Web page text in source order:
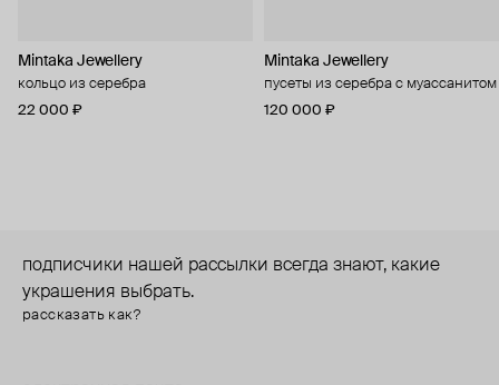
Mintaka Jewellery
кольцо из серебра
22 000 ₽
Mintaka Jewellery
пусеты из серебра с муассанитом
120 000 ₽
подписчики нашей рассылки всегда знают, какие
украшения выбрать.
рассказать как?